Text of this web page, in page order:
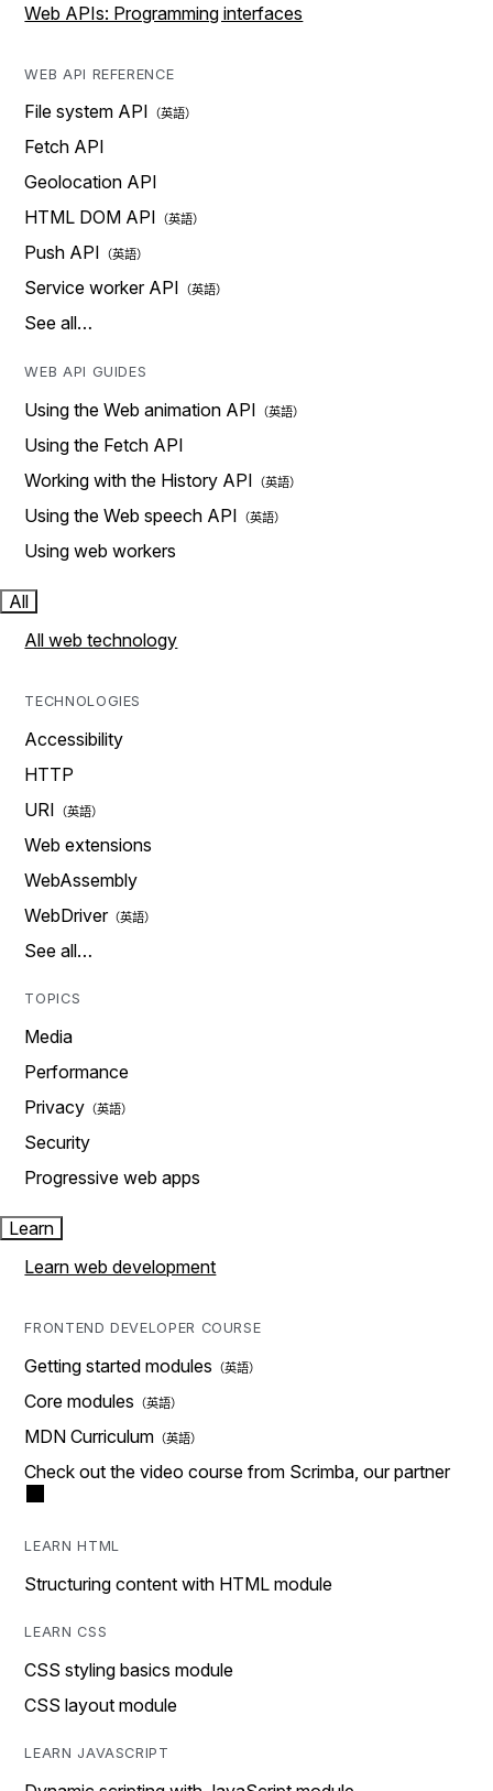
Web APIs: Programming interfaces
WEB API REFERENCE
File system API
Fetch API
Geolocation API
HTML DOM API
Push API
Service worker API
See all…
WEB API GUIDES
Using the Web animation API
Using the Fetch API
Working with the History API
Using the Web speech API
Using web workers
All
All web technology
TECHNOLOGIES
Accessibility
HTTP
URI
Web extensions
WebAssembly
WebDriver
See all…
TOPICS
Media
Performance
Privacy
Security
Progressive web apps
Learn
Learn web development
FRONTEND DEVELOPER COURSE
Getting started modules
Core modules
MDN Curriculum
Check out the video course from Scrimba, our partner
LEARN HTML
Structuring content with HTML module
LEARN CSS
CSS styling basics module
CSS layout module
LEARN JAVASCRIPT